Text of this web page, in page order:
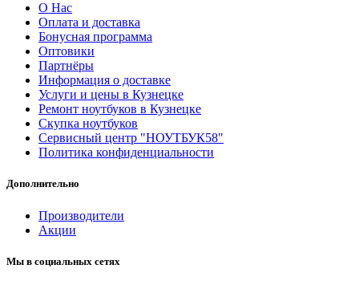
О Нас
Оплата и доставка
Бонусная программа
Оптовики
Партнёры
Информация о доставке
Услуги и цены в Кузнецке
Ремонт ноутбуков в Кузнецке
Скупка ноутбуков
Сервисный центр "НОУТБУК58"
Политика конфиденциальности
Дополнительно
Производители
Акции
Мы в социальных сетях